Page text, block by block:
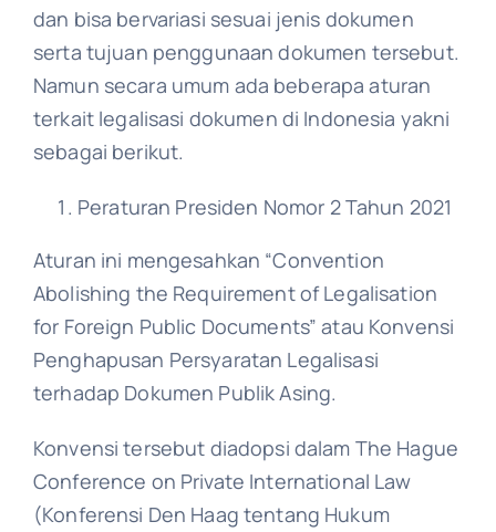
dan bisa bervariasi sesuai jenis dokumen
serta tujuan penggunaan dokumen tersebut.
Namun secara umum ada beberapa aturan
terkait legalisasi dokumen di Indonesia yakni
sebagai berikut.
Peraturan Presiden Nomor 2 Tahun 2021
Aturan ini mengesahkan “Convention
Abolishing the Requirement of Legalisation
for Foreign Public Documents” atau Konvensi
Penghapusan Persyaratan Legalisasi
terhadap Dokumen Publik Asing.
Konvensi tersebut diadopsi dalam The Hague
Conference on Private International Law
(Konferensi Den Haag tentang Hukum